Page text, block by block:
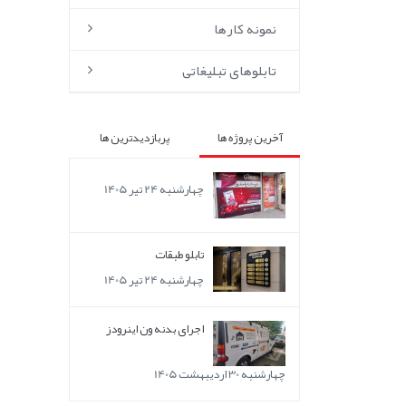
نمونه کارها
تابلوهای تبلیغاتی
آخرین پروژه ها پربازدیدترین ها
چهارشنبه 24 تیر 1405
تابلو طبقات
چهارشنبه 24 تیر 1405
اجرای بدنه ون اینرودز
چهارشنبه 30 اردیبهشت 1405